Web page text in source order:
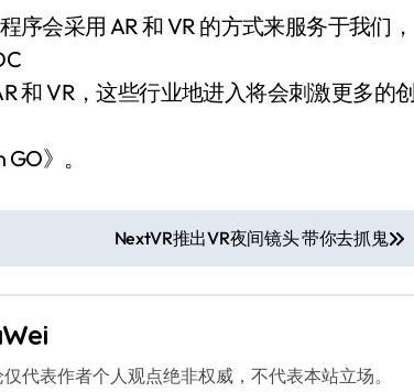
会采用 AR 和 VR 的方式来服务于我们，
和 VR，这些行业地进入将会刺激更多的创
》。
NextVR推出VR夜间镜头 带你去抓鬼
代表作者个人观点绝非权威，不代表本站立场。